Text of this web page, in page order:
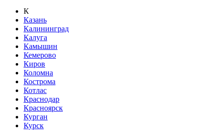
К
Казань
Калининград
Калуга
Камышин
Кемерово
Киров
Коломна
Кострома
Котлас
Краснодар
Красноярск
Курган
Курск